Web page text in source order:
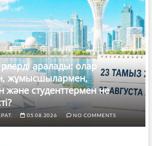
аралады: олар
жұмысшылармен,
студенттермен не
05.08.2026 NO COMMENTS